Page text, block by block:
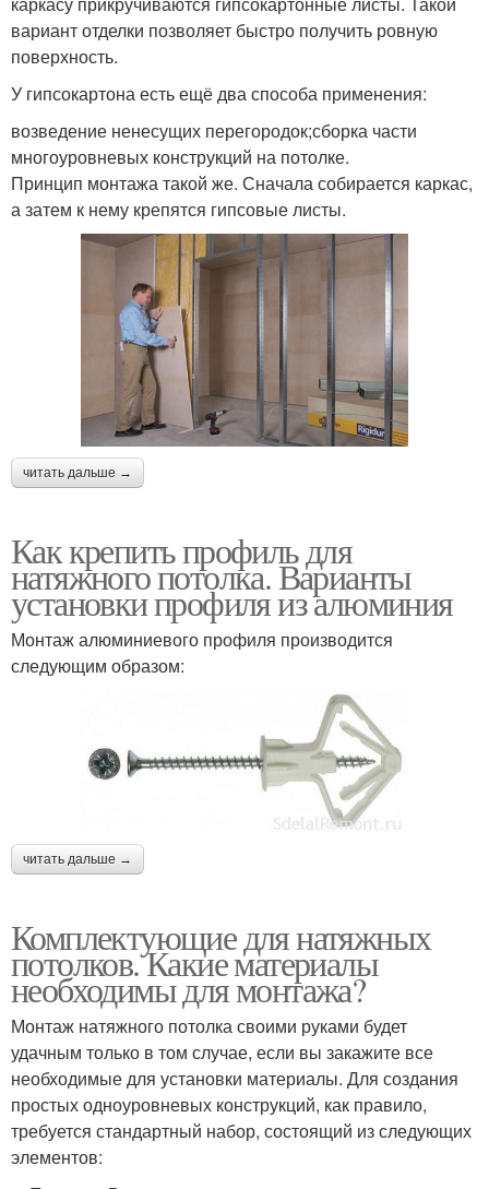
вариант отделки позволяет быстро получить ровную
поверхность.
У гипсокартона есть ещё два способа применения:
возведение ненесущих перегородок;сборка части
многоуровневых конструкций на потолке.
Принцип монтажа такой же. Сначала собирается каркас,
а затем к нему крепятся гипсовые листы.
читать дальше →
Как крепить профиль для
натяжного потолка. Варианты
установки профиля из алюминия
Монтаж алюминиевого профиля производится
следующим образом:
читать дальше →
Комплектующие для натяжных
потолков. Какие материалы
необходимы для монтажа?
Монтаж натяжного потолка своими руками будет
удачным только в том случае, если вы закажите все
необходимые для установки материалы. Для создания
простых одноуровневых конструкций, как правило,
требуется стандартный набор, состоящий из следующих
элементов: